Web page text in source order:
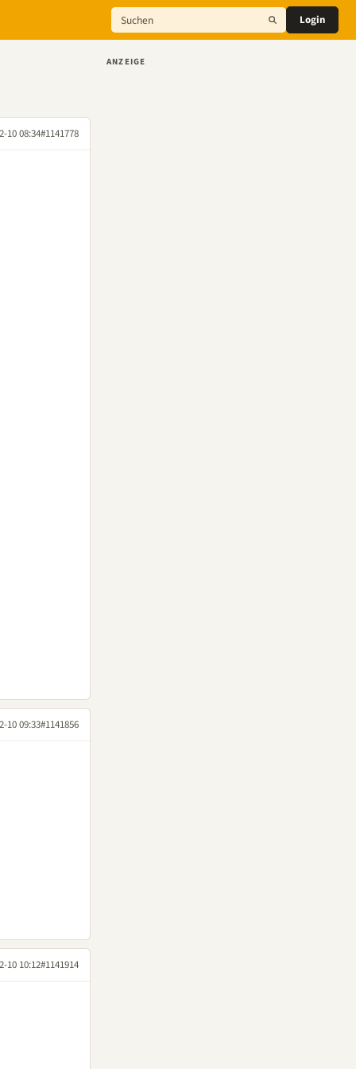
Login
10 08:34#1141778
10 09:33#1141856
10 10:12#1141914
ANZEIGE